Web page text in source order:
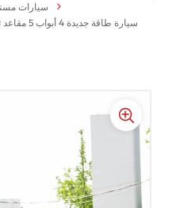
سيارات
2024 NIO ET7 سيارة طاقة جديدة 4 أبواب 5 مقاعد تقليم سيارة كهربائية